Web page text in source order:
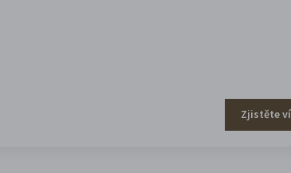
Zjistěte